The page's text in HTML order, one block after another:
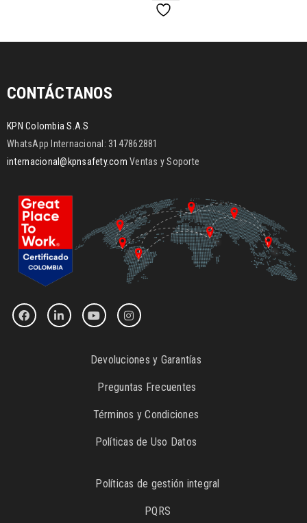
CONTÁCTANOS
KPN Colombia S.A.S
WhatsApp Internacional: 3147862881
internacional@kpnsafety.com Ventas y Soporte
Devoluciones y Garantías
Preguntas Frecuentes
Términos y Condiciones
Políticas de Uso Datos
Políticas de gestión integral
PQRS